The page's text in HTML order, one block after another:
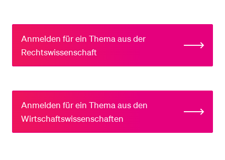
Anmelden für ein Thema aus der
Rechtswissenschaft
Anmelden für ein Thema aus den
Wirtschaftswissenschaften